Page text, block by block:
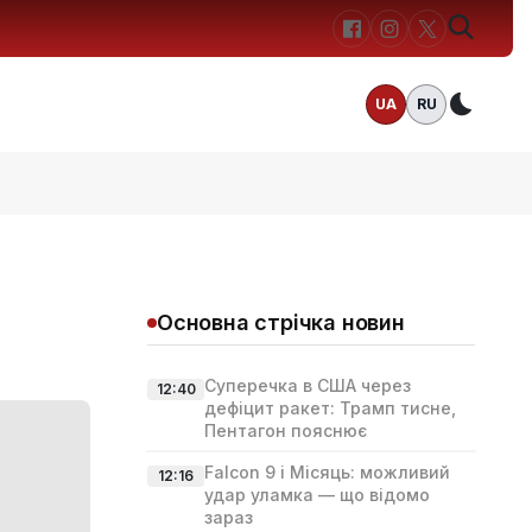
UA RU
Основна стрічка новин
12:40 Суперечка в США через
дефіцит ракет: Трамп тисне,
Пентагон пояснює
12:16
Falcon 9 і Місяць: можливий
удар уламка — що відомо
зараз